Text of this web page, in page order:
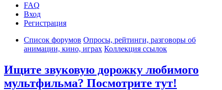
FAQ
Вход
Регистрация
Список форумов Опросы, рейтинги, разговоры об
анимации, кино, играх Коллекция ссылок
Ищите звуковую дорожку любимого
мультфильма? Посмотрите тут!